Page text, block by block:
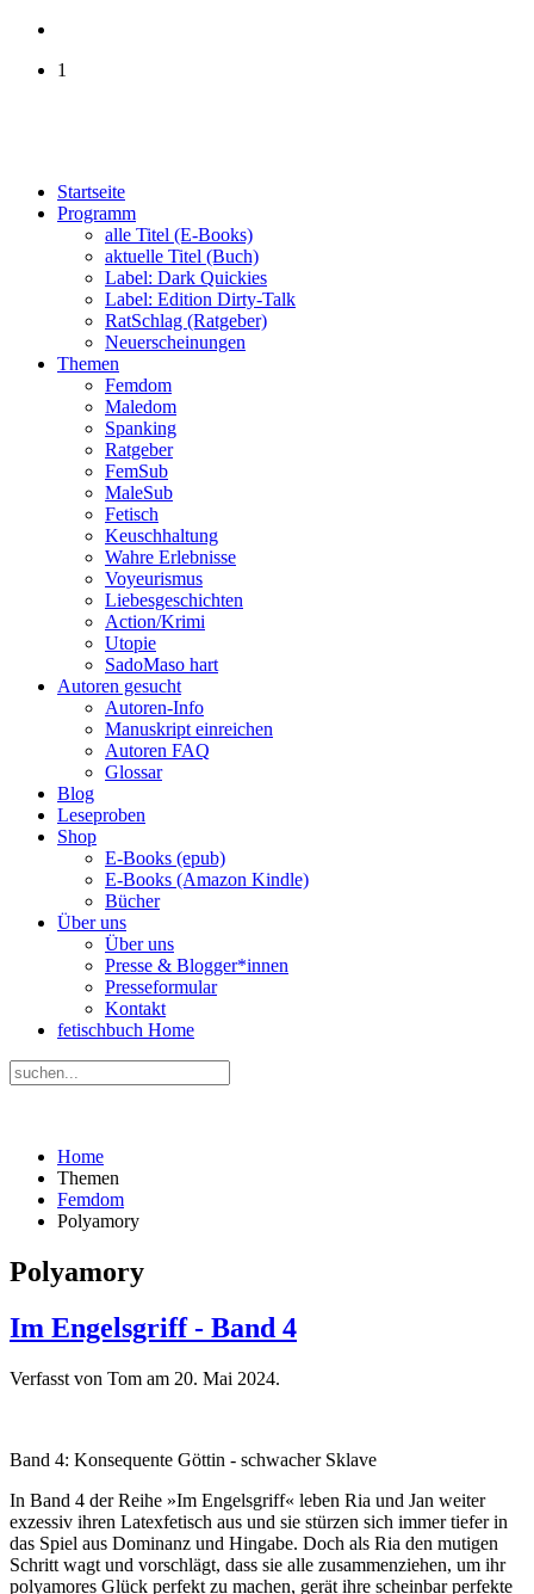
1
Startseite
Programm
alle Titel (E-Books)
aktuelle Titel (Buch)
Label: Dark Quickies
Label: Edition Dirty-Talk
RatSchlag (Ratgeber)
Neuerscheinungen
Themen
Femdom
Maledom
Spanking
Ratgeber
FemSub
MaleSub
Fetisch
Keuschhaltung
Wahre Erlebnisse
Voyeurismus
Liebesgeschichten
Action/Krimi
Utopie
SadoMaso hart
Autoren gesucht
Autoren-Info
Manuskript einreichen
Autoren FAQ
Glossar
Blog
Leseproben
Shop
E-Books (epub)
E-Books (Amazon Kindle)
Bücher
Über uns
Über uns
Presse & Blogger*innen
Presseformular
Kontakt
fetischbuch Home
Home
Themen
Femdom
Polyamory
Polyamory
Im Engelsgriff - Band 4
Verfasst von Tom am 20. Mai 2024.
Band 4: Konsequente Göttin - schwacher Sklave
In Band 4 der Reihe »Im Engelsgriff« leben Ria und Jan weiter
exzessiv ihren Latexfetisch aus und sie stürzen sich immer tiefer in
das Spiel aus Dominanz und Hingabe. Doch als Ria den mutigen
Schritt wagt und vorschlägt, dass sie alle zusammenziehen, um ihr
polyamores Glück perfekt zu machen, gerät ihre scheinbar perfekte